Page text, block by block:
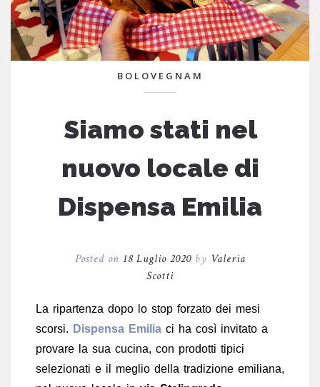
BOLOVEGNAM
Siamo stati nel
nuovo locale di
Dispensa Emilia
Posted on 18 Luglio 2020 by Valeria
Scotti
La ripartenza dopo lo stop forzato dei mesi
scorsi. Dispensa Emilia ci ha così invitato a
provare la sua cucina, con prodotti tipici
selezionati e il meglio della tradizione emiliana,